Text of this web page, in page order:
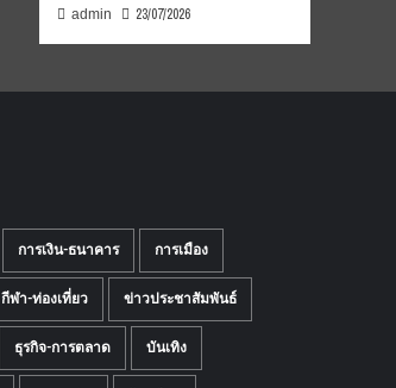
admin 23/07/2026
การเงิน-ธนาคาร การเมือง
กีฬา-ท่องเที่ยว ข่าวประชาสัมพันธ์
ธุรกิจ-การตลาด บันเทิง